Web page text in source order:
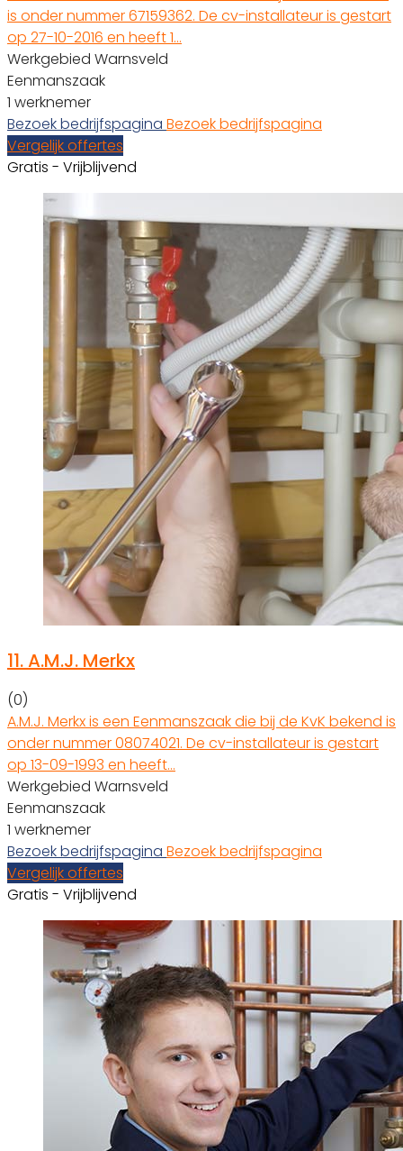
is onder nummer 67159362. De cv-installateur is gestart
op 27-10-2016 en heeft 1…
Werkgebied Warnsveld
Eenmanszaak
1 werknemer
Bezoek bedrijfspagina Bezoek bedrijfspagina
Vergelijk offertes
Gratis - Vrijblijvend
11.A.M.J. Merkx
(0)
A.M.J. Merkx is een Eenmanszaak die bij de KvK bekend is
onder nummer 08074021. De cv-installateur is gestart
op 13-09-1993 en heeft…
Werkgebied Warnsveld
Eenmanszaak
1 werknemer
Bezoek bedrijfspagina Bezoek bedrijfspagina
Vergelijk offertes
Gratis - Vrijblijvend